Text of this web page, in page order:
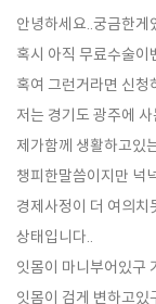
안녕하세요..궁금한게
혹시 아직 무료수술이
혹여 그런거라면 신청
저는 경기도 광주에
제가함께 생활하고있
챙피한말씀이지만 넉
경제사정이 더 여의치
상태입니다..
잇몸이 마니부어있구
잇몸이 검게 변하고있